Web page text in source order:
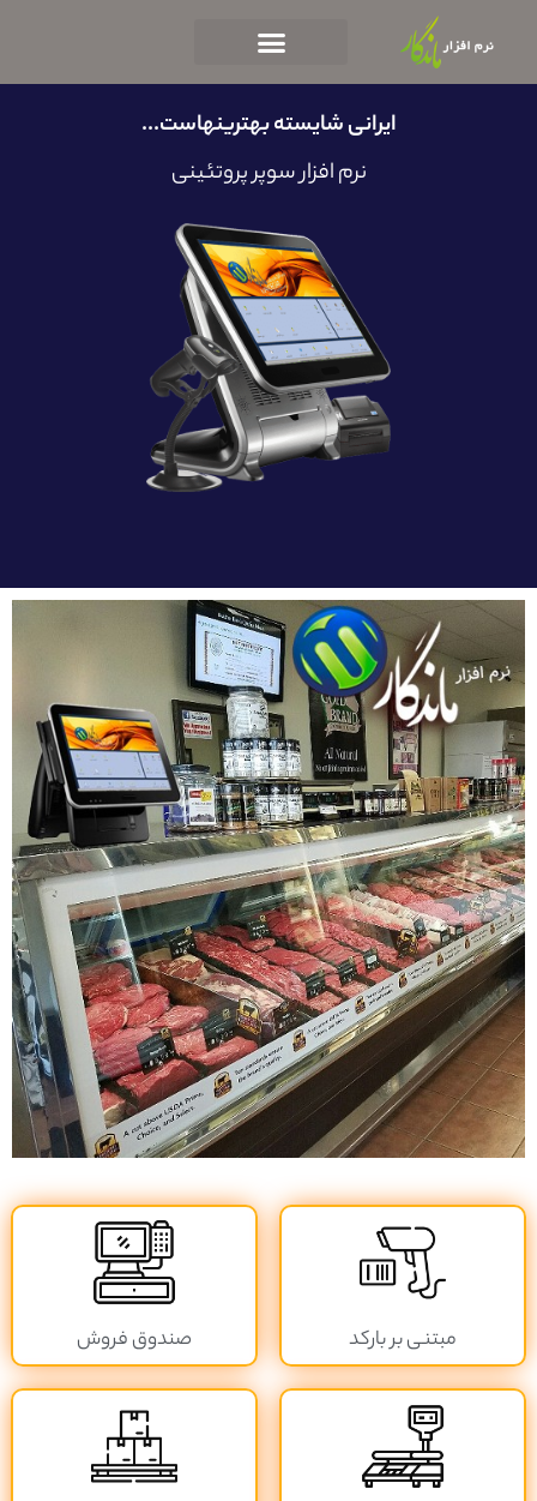
ایرانی شایسته بهترینهاست...
نرم افزار سوپر پروتئینی
مبتنی بر بارکد صندوق فروش